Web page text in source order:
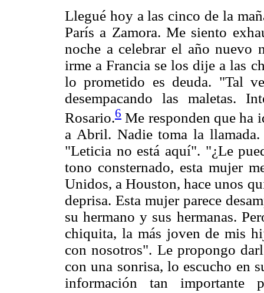
Llegué hoy a las cinco de la
París a Zamora. Me siento
noche a celebrar el año nuevo
irme a Francia se los dije a las
lo prometido es deuda. "Tal
desempacando las maletas.
Rosario.6 Me responden que ha
a Abril. Nadie toma la
"Leticia no está aquí". "¿Le
tono consternado, esta mujer
Unidos, a Houston, hace unos
deprisa. Esta mujer parece
su hermano y sus hermanas.
chiquita, la más joven de mis
con nosotros". Le propongo
con una sonrisa, lo escucho en
información tan importante